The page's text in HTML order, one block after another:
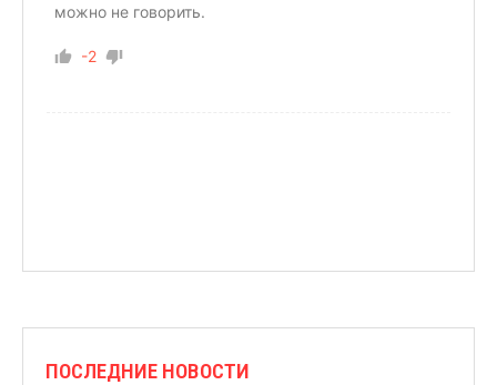
можно не говорить.
-2
ПОСЛЕДНИЕ НОВОСТИ